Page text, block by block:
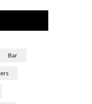
Bar